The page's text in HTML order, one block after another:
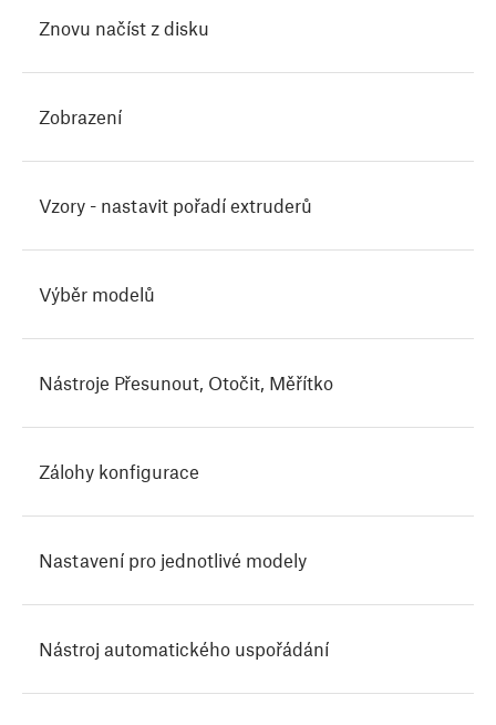
Znovu načíst z disku
Zobrazení
Vzory - nastavit pořadí extruderů
Výběr modelů
Nástroje Přesunout, Otočit, Měřítko
Zálohy konfigurace
Nastavení pro jednotlivé modely
Nástroj automatického uspořádání